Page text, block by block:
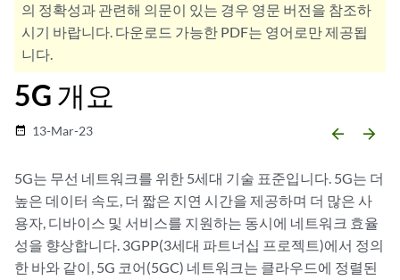
의 정확성과 관련해 의문이 있는 경우 영문 버전을 참조하
시기 바랍니다. 다운로드 가능한 PDF는 영어로만 제공됩
니다.
5G 개요
date_range 13-Mar-23 arrow_backward arrow_forward
5G는 무선 네트워크를 위한 5세대 기술 표준입니다. 5G는 더
높은 데이터 속도, 더 짧은 지연 시간을 제공하며 더 많은 사
용자, 디바이스 및 서비스를 지원하는 동시에 네트워크 효율
성을 향상합니다. 3GPP(3세대 파트너십 프로젝트)에서 정의
한 바와 같이, 5G 코어(5GC) 네트워크는 클라우드에 정렬된